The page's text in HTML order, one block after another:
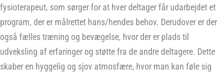
fysioterapeut, som sørger for at hver deltager får udarbejdet et
program, der er målrettet hans/hendes behov. Derudover er der
også fælles træning og bevægelse, hvor der er plads til
udveksling af erfaringer og støtte fra de andre deltagere. Dette
skaber en hyggelig og sjov atmosfære, hvor man kan føle sig